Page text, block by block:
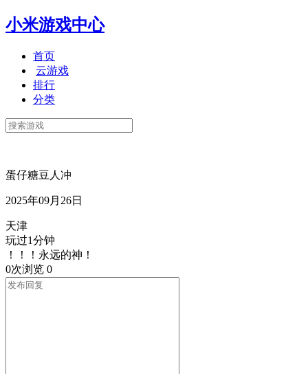
小米游戏中心
首页
云游戏
排行
分类
蛋仔糖豆人冲
2025年09月26日
天津
玩过1分钟
！！！永远的神！
0次浏览 0